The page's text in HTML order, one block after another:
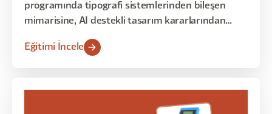
programında tipografi sistemlerinden bileşen
mimarisine, AI destekli tasarım kararlarından
tasarımın her katmanına odaklanan uygulamalar
iş akışınıza entegre etmeyi de öğreneceksiniz.
Eğitimi İncele